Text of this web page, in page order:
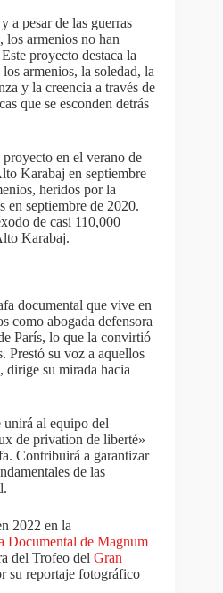
a pesar de las guerras
los armenios no han
proyecto destaca la
armenios, la soledad, la
y la creencia a través de
que se esconden detrás
en el verano de
Karabaj en septiembre
heridos por la
en septiembre de 2020.
de casi 110,000
Karabaj.
documental que vive en
como abogada defensora
París, lo que la convirtió
Prestó su voz a aquellos
dirige su mirada hacia
al equipo del
de privation de liberté»
Contribuirá a garantizar
de las
2022 en la
Documental de Magnum
del Trofeo del Gran
su reportaje fotográfico